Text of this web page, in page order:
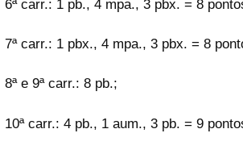
6ª carr.: 1 pb., 4 mpa., 3 pbx. = 8
7ª carr.: 1 pbx., 4 mpa., 3 pbx. = 8
8ª e 9ª carr.: 8 pb.;
10ª carr.: 4 pb., 1 aum., 3 pb. = 9